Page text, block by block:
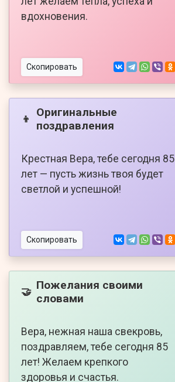
вдохновения.
Скопировать
👦
Оригинальные
поздравления
Крестная Вера, тебе сегодня 85
лет — пусть жизнь твоя будет
светлой и успешной!
Скопировать
🤝 Пожелания своими
словами
Вера, нежная наша свекровь,
поздравляем, тебе сегодня 85
лет! Желаем крепкого
здоровья и счастья.